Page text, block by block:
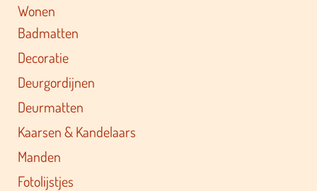
Wonen
Badmatten
Decoratie
Deurgordijnen
Deurmatten
Kaarsen & Kandelaars
Manden
Fotolijstjes